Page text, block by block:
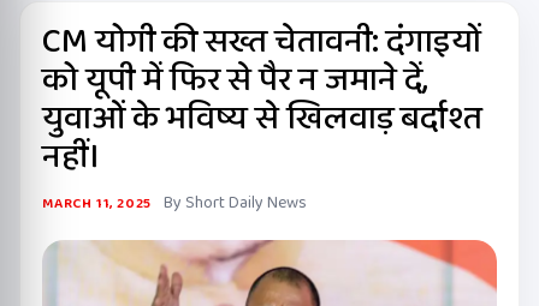
CM योगी की सख्त चेतावनी: दंगाइयों
को यूपी में फिर से पैर न जमाने दें,
युवाओं के भविष्य से खिलवाड़ बर्दाश्त
नहीं।
MARCH 11, 2025 By Short Daily News